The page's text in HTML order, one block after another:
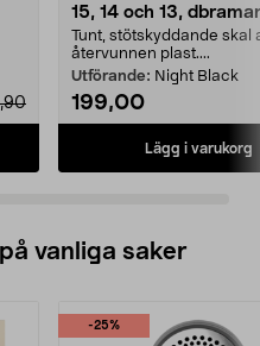
15, 14 och 13,
Greenland
Tunt, stötskyddande skal
återvunnen plast....
Utförande: Night Black
199,00
Lägg i varukorg
vanliga saker
-25%